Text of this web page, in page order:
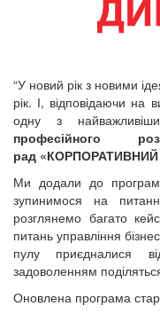
“У новий рік з новими
рік. І, відповідаючи на
одну з
професійного
рад
Ми додали до
зупинимося на
розглянемо багато
питань управління
пулу приєдналися
задоволенням
Оновлена програма